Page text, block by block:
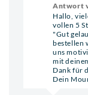
Antwort
Hallo,
vollen 5
"Gut
bestellen
uns
mit
Dank für
Dein